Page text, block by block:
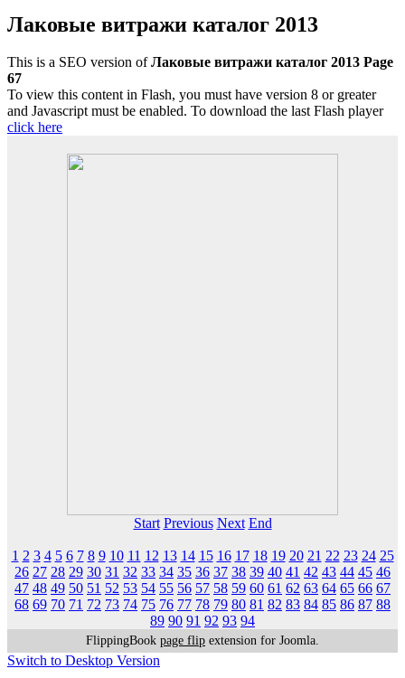
Лаковые витражи каталог 2013
This is a SEO version ofЛаковые витражи каталог 2013 Page
67
To view this content in Flash, you must have version 8 or greater
and Javascript must be enabled. To download the last Flash player
click here
Start Previous Next End
1 2 3 4 5 6 7 8 9 10 11 12 13 14 15 16 17 18 19 20 21 22 23 24 25
26 27 28 29 30 31 32 33 34 35 36 37 38 39 40 41 42 43 44 45 46
47 48 49 50 51 52 53 54 55 56 57 58 59 60 61 62 63 64 65 66 67
68 69 70 71 72 73 74 75 76 77 78 79 80 81 82 83 84 85 86 87 88
89 90 91 92 93 94
FlippingBook page flip extension for Joomla.
Switch to Desktop Version